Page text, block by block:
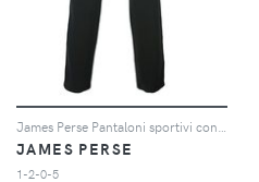
JAMES PERSE
1-2-0-5